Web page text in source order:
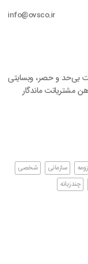
info@ovsco.ir
بی‌حد و حصر، وبسایتی
مشتریاتت ماندگار
سازمانی
شخصی
چندزبانه